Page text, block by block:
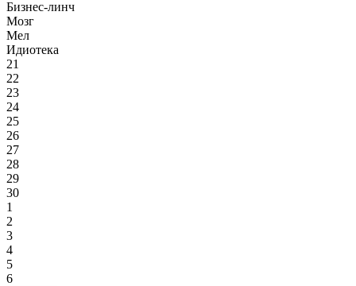
Бизнес-линч
Мозг
Мел
Идиотека
21
22
23
24
25
26
27
28
29
30
1
2
3
4
5
6